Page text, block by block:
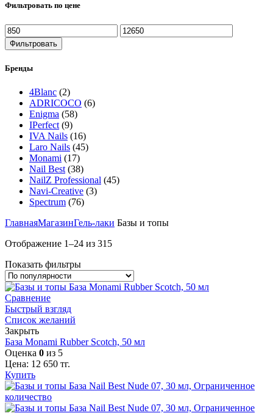
Фильтровать по цене
Фильтровать
Бренды
4Blanc (2)
ADRICOCO (6)
Enigma (58)
IPerfect (9)
IVA Nails (16)
Laro Nails (45)
Monami (17)
Nail Best (38)
NailZ Professional (45)
Navi-Creative (3)
Spectrum (76)
ГлавнаяМагазинГель-лаки Базы и топы
Отображение 1–24 из 315
Показать фильтры
Сравнение
Быстрый взгляд
Список желаний
Закрыть
База Monami Rubber Scotch, 50 мл
Оценка 0 из 5
Цена: 12 650 тг.
Купить